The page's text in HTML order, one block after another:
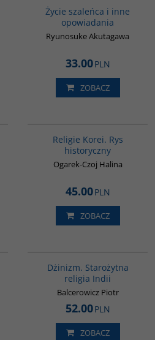
Życie szaleńca i inne
opowiadania
Ryunosuke Akutagawa
33.00PLN
ZOBACZ
Religie Korei. Rys
historyczny
Ogarek-Czoj Halina
45.00PLN
ZOBACZ
Dżinizm. Starożytna
religia Indii
Balcerowicz Piotr
52.00PLN
ZOBACZ